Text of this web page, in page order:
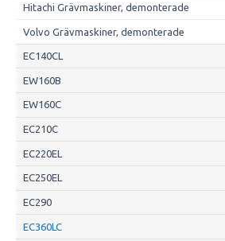
Hitachi Grävmaskiner, demonterade
Volvo Grävmaskiner, demonterade
EC140CL
EW160B
EW160C
EC210C
EC220EL
EC250EL
EC290
EC360LC